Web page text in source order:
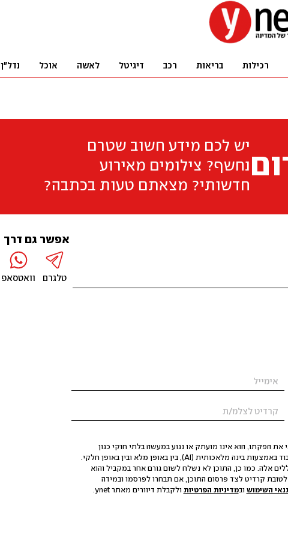
רכילות בריאות רכב דיגיטל לאשה אוכל נדל"ן
יש לכם מידע חשוב שטרם
נחשף? צילומים מאירוע
חדשותי? מצאתם טעות בכתבה?
הפקתו, הוא אינו מועתק או נגוע במעשה בלתי חוקי כגון
הסגת גבול ופגיעה בפרטיות. התוכן לא הופק, לא נערך ולא עבר כל עיבוד באמצעות בינה מלאכותית (AI), בין באופן מלא ובין באופן חלקי.
אלה. כמו כן, התוכן לא נשלח לשום גורם אחר במקביל והוא
קרדיט לצד פרסום התוכן, אם תבחרו לפרסמו ובמידה
השימוש ובמדיניות הפרטיות ולקבלת דיוורים מאתר ynet.
אפשר גם דרך
טלגרם וואטסאפ